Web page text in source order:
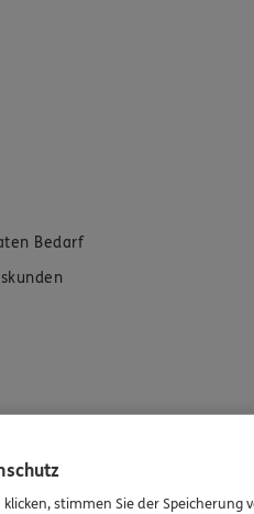
Bedarf
stimmen Sie der Speicherung